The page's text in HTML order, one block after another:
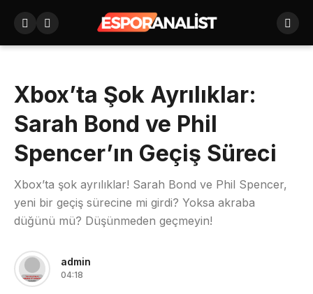
Xbox’ta Şok Ayrılıklar:
Sarah Bond ve Phil
Spencer’ın Geçiş Süreci
Xbox’ta şok ayrılıklar! Sarah Bond ve Phil Spencer,
yeni bir geçiş sürecine mi girdi? Yoksa akraba
düğünü mü? Düşünmeden geçmeyin!
admin
04:18